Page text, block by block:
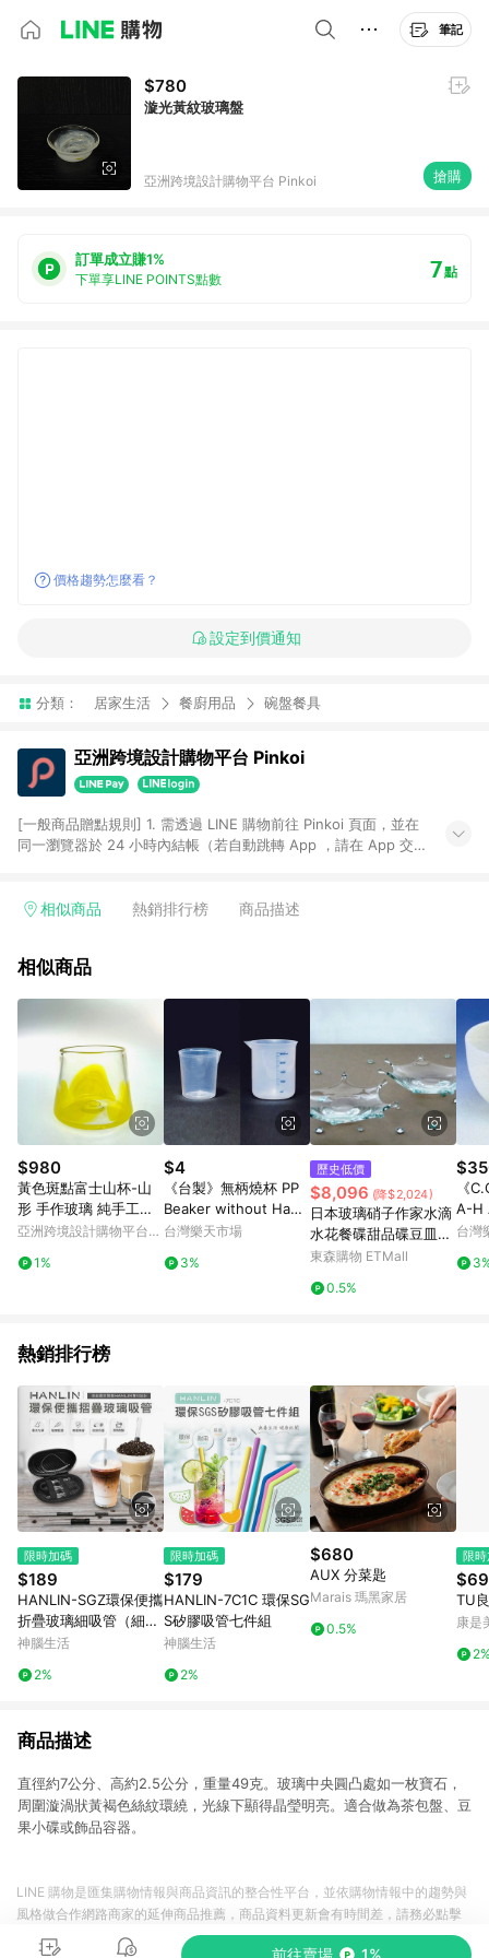
筆記
$780
漩光黃紋玻璃盤
亞洲跨境設計購物平台 Pinkoi 搶購
訂單成立賺1%
下單享LINE POINTS點數 7點
價格趨勢怎麼看？
設定到價通知
分類： 居家生活 餐廚用品 碗盤餐具
亞洲跨境設計購物平台 Pinkoi
[一般商品贈點規則] 1. 需透過 LINE 購物前往 Pinkoi 頁面，並在
同一瀏覽器於 24 小時內結帳（若自動跳轉 App ，請在 App 交
回饋訂單不得享有 Pinkoi 站方優惠，例如首購優惠，P coins，
行為，不具贈點資格，部分退款不在此限。 6. APP 請更新至
運費，攤位費等不具贈點資格。 9. LINE 購物站上之商品規格、
顏色、價位、贈品如與 Pinkoi 商品資訊頁及購物車不符，以
Pinkoi 購物商品資訊頁及購物車標示為準。 10. 點數紅包使用規
則請以點數紅包活動說明為準。 11. 若於 LINE 購物前往 Pinkoi
頁面後才首次下載 Pinkoi APP 並完成訂單，不符合導購資格；承
上，首次下載 Pinkoi APP 後，需透過 LINE 購物前往 Pinkoi 頁
面，方享導購資格。
相似商品 熱銷排行榜 商品描述
相似商品
$980
黃色斑點富士山杯-山
形 手作玻璃 純手工吹
製
亞洲跨境設計購物平台
1%
$4
《台製》無柄燒杯 PP
Beaker without Hand
le, PP
台灣樂天市場
3%
歷史低價
$8,096 (降$2,024)
日本玻璃硝子作家水滴
水花餐碟甜品碟豆皿可
愛展會購入香立熏香插
東森購物 ETMall
0.5%
《
A-H
e,
台灣
熱銷排行榜
限時加碼
$189
HANLIN-SGZ環保便攜
折疊玻璃細吸管（細
管）
神腦生活
2%
限時加碼
$179
HANLIN-7C1C 環保SG
S矽膠吸管七件組
神腦生活
2%
$680
AUX 分菜匙
Marais 瑪黑家居
0.5%
限
$69
TU
康是
商品描述
直徑約7公分、高約2.5公分，重量49克。玻璃中央圓凸處如一枚寶石，
周圍漩渦狀黃褐色絲紋環繞，光線下顯得晶瑩明亮。適合做為茶包盤、豆
果小碟或飾品容器。
前往賣場 1%
LINE 購物是匯集購物情報與商品資訊的整合性平台，並依購物情報中的趨勢與
風格做合作網路商家的延伸商品推薦，商品資料更新會有時間差，請務必點擊
商品至各合作網路商家，確認現售價與購物條件，一切資訊以合作廠商網頁為